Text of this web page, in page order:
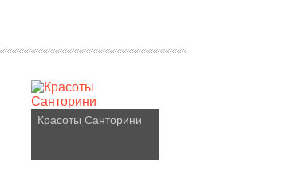
Красоты Санторини